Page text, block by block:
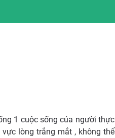
1 cuộc sống của người thực
lòng trắng mắt , không thể